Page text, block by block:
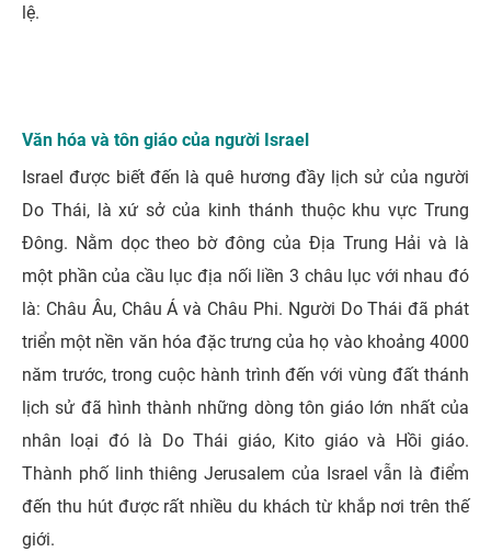
lệ.
Văn hóa và tôn giáo của người Israel
Israel được biết đến là quê hương đầy lịch sử của người
Do Thái, là xứ sở của kinh thánh thuộc khu vực Trung
Đông. Nằm dọc theo bờ đông của Địa Trung Hải và là
một phần của cầu lục địa nối liền 3 châu lục với nhau đó
là: Châu Âu, Châu Á và Châu Phi. Người Do Thái đã phát
triển một nền văn hóa đặc trưng của họ vào khoảng 4000
năm trước, trong cuộc hành trình đến với vùng đất thánh
lịch sử đã hình thành những dòng tôn giáo lớn nhất của
nhân loại đó là Do Thái giáo, Kito giáo và Hồi giáo.
Thành phố linh thiêng Jerusalem của Israel vẫn là điểm
đến thu hút được rất nhiều du khách từ khắp nơi trên thế
giới.